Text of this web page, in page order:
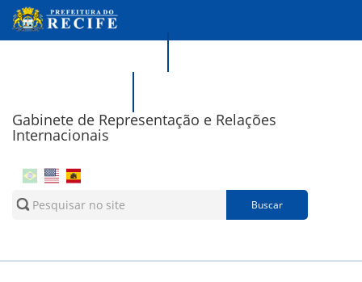
Pular para o conteúdo principal
Gabinete de Representação e Relações
Internacionais
Formulário de busca
Buscar